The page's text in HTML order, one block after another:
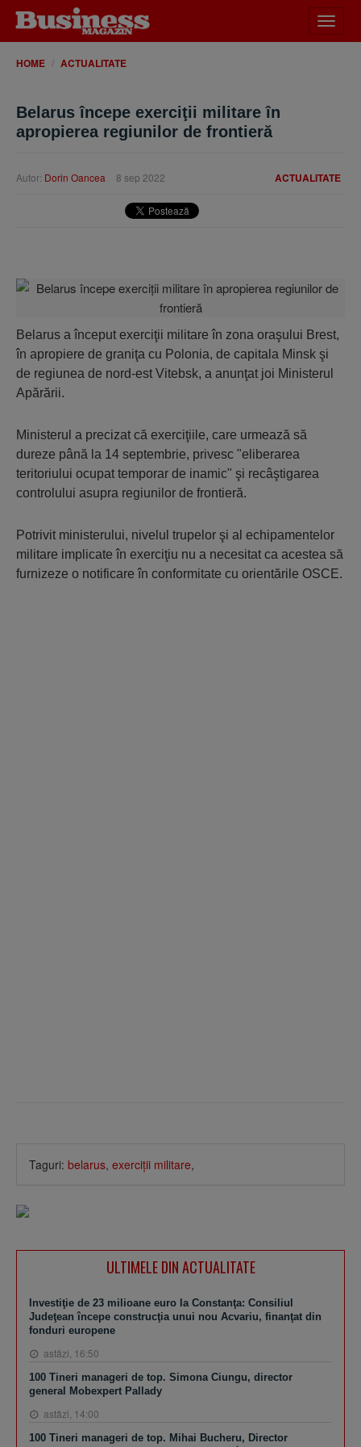
meniu
HOME ACTUALITATE
Belarus începe exerciţii militare în
apropierea regiunilor de frontieră
ACTUALITATE
Autor: Dorin Oancea 8 sep 2022
Belarus a început exerciţii militare în zona oraşului Brest,
în apropiere de graniţa cu Polonia, de capitala Minsk şi
de regiunea de nord-est Vitebsk, a anunţat joi Ministerul
Apărării.
Ministerul a precizat că exerciţiile, care urmează să
dureze până la 14 septembrie, privesc "eliberarea
teritoriului ocupat temporar de inamic" şi recâştigarea
controlului asupra regiunilor de frontieră.
Potrivit ministerului, nivelul trupelor şi al echipamentelor
militare implicate în exerciţiu nu a necesitat ca acestea să
furnizeze o notificare în conformitate cu orientările OSCE.
Taguri: belarus, exerciţii militare,
ULTIMELE DIN ACTUALITATE
Investiţie de 23 milioane euro la Constanţa: Consiliul
Judeţean începe construcţia unui nou Acvariu, finanţat din
fonduri europene
astăzi, 16:50
100 Tineri manageri de top. Simona Ciungu, director
general Mobexpert Pallady
astăzi, 14:00
100 Tineri manageri de top. Mihai Bucheru, Director